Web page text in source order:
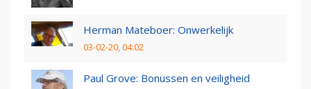
Herman Mateboer: Onwerkelijk
03-02-20, 04:02
Paul Grove: Bonussen en veiligheid